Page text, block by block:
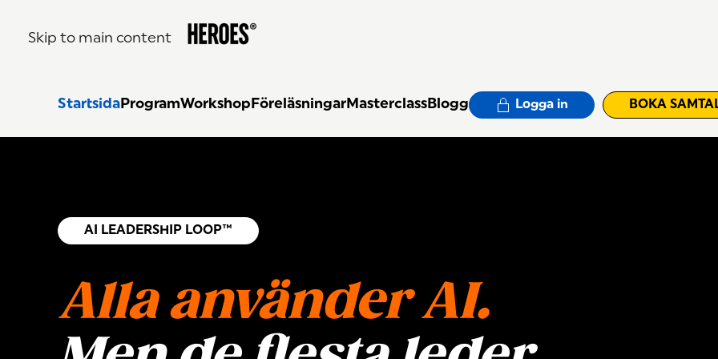
Skip to main content
StartsidaProgramWorkshopFöreläsningarMasterclassBlogg Logga in BOKA
AI LEADERSHIP LOOP™
Alla använder AI.